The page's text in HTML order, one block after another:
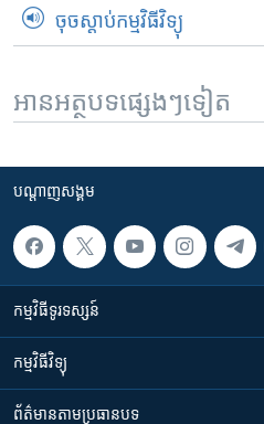
ចុចស្តាប់កម្មវិធីវិទ្យុ
អានអត្ថបទផ្សេងៗទៀត
បណ្តាញ​សង្គម
កម្មវិធី​ទូរទស្សន៍
កម្មវិធី​វិទ្យុ
ព័ត៌មាន​តាមប្រធានបទ​